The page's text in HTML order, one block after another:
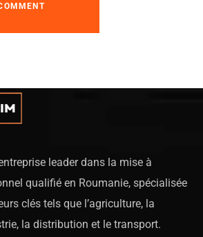
leader dans la mise à
qualifié en Roumanie, spécialisée
clés tels que l’agriculture, la
la distribution et le transport.